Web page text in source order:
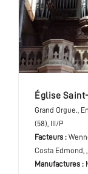
église
Grand Orgue.,
(58), III/P
Facteurs :
Costa Edmond,
Manufactures :